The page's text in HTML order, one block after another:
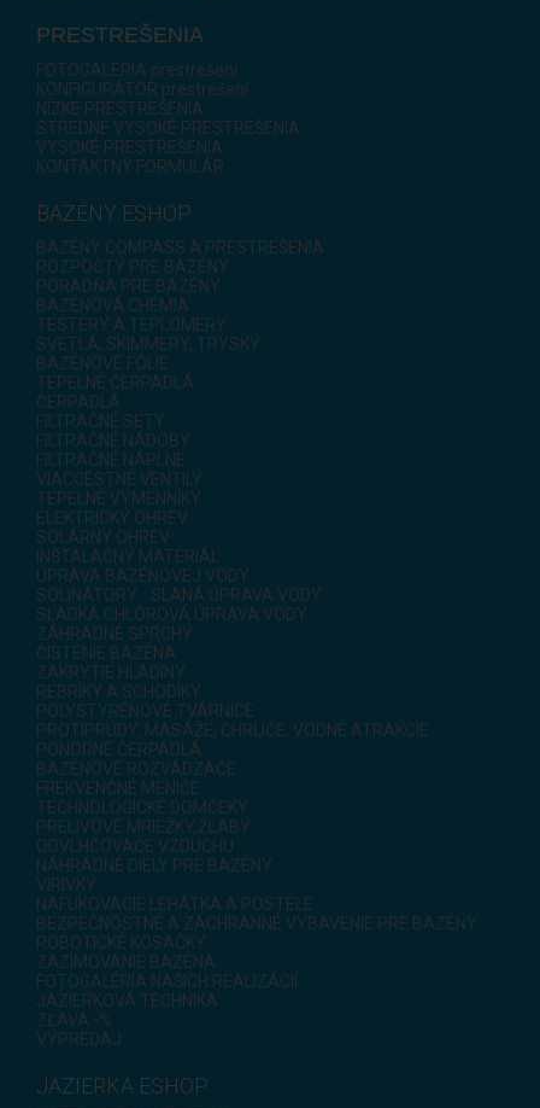
PRESTREŠENIA
FOTOGALÉRIA prestrešení
KONFIGURÁTOR prestrešení
NÍZKE PRESTREŠENIA
STREDNE VYSOKÉ PRESTREŠENIA
VYSOKÉ PRESTREŠENIA
KONTAKTNÝ FORMULÁR
BAZÉNY ESHOP
BAZÉNY COMPASS A PRESTREŠENIA
ROZPOČTY PRE BAZÉNY
PORADŇA PRE BAZÉNY
BAZÉNOVÁ CHÉMIA
TESTERY A TEPLOMERY
SVETLÁ, SKIMMERY, TRYSKY
BAZÉNOVÉ FÓLIE
TEPELNÉ ČERPADLÁ
ČERPADLÁ
FILTRAČNÉ SETY
FILTRAČNÉ NÁDOBY
FILTRAČNÉ NÁPLNE
VIACCESTNÉ VENTILY
TEPELNÉ VÝMENNÍKY
ELEKTRICKÝ OHREV
SOLÁRNY OHREV
INŠTALAČNÝ MATERIÁL
ÚPRAVA BAZÉNOVEJ VODY
SOLINÁTORY - SLANÁ ÚPRAVA VODY
SLADKÁ CHLÓROVÁ ÚPRAVA VODY
ZÁHRADNÉ SPRCHY
ČISTENIE BAZÉNA
ZAKRYTIE HLADINY
REBRÍKY A SCHODÍKY
POLYSTYRÉNOVÉ TVÁRNICE
PROTIPRÚDY, MASÁŽE, CHRLIČE, VODNÉ ATRAKCIE
PONORNÉ ČERPADLÁ
BAZÉNOVÉ ROZVÁDZAČE
FREKVENČNÉ MENIČE
TECHNOLOGICKÉ DOMČEKY
PRELIVOVÉ MRIEŽKY,ŽĽABY
ODVLHČOVAČE VZDUCHU
NÁHRADNÉ DIELY PRE BAZÉNY
VÍRIVKY
NAFUKOVACIE LEHÁTKA A POSTELE
BEZPEČNOSTNÉ A ZÁCHRANNÉ VYBAVENIE PRE BAZÉNY
ROBOTICKÉ KOSAČKY
ZAZIMOVANIE BAZÉNA
FOTOGALÉRIA NAŠICH REALIZÁCIÍ
JAZIERKOVÁ TECHNIKA
ZĽAVA -%
VÝPREDAJ
JAZIERKA ESHOP